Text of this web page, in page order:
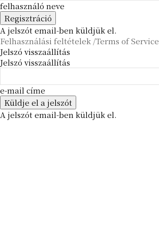
felhasználó neve
A jelszót email-ben küldjük el.
Felhasználási feltételek /Terms of Service
Jelszó visszaállítás
Jelszó visszaállítás
e-mail címe
A jelszót email-ben küldjük el.